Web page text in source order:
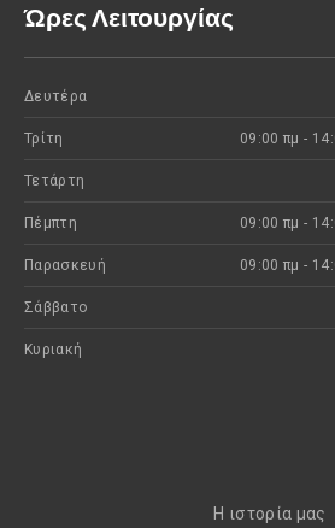
Ώρες Λειτουργίας
Δευτέρα
Τρίτη 09:00 πμ -
Τετάρτη
Πέμπτη 09:00 πμ -
Παρασκευή 09:00 πμ -
Σάββατο
Κυριακή
H ιστορία μας